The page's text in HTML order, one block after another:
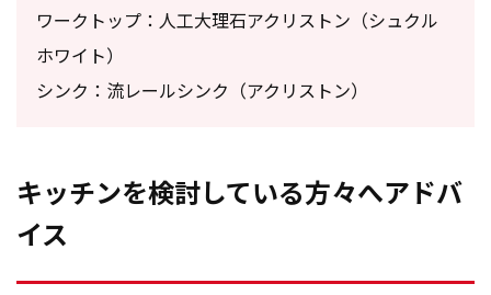
ワークトップ：人工大理石アクリストン（シュクル
ホワイト）
シンク：流レールシンク（アクリストン）
キッチンを検討している方々へアドバ
イス